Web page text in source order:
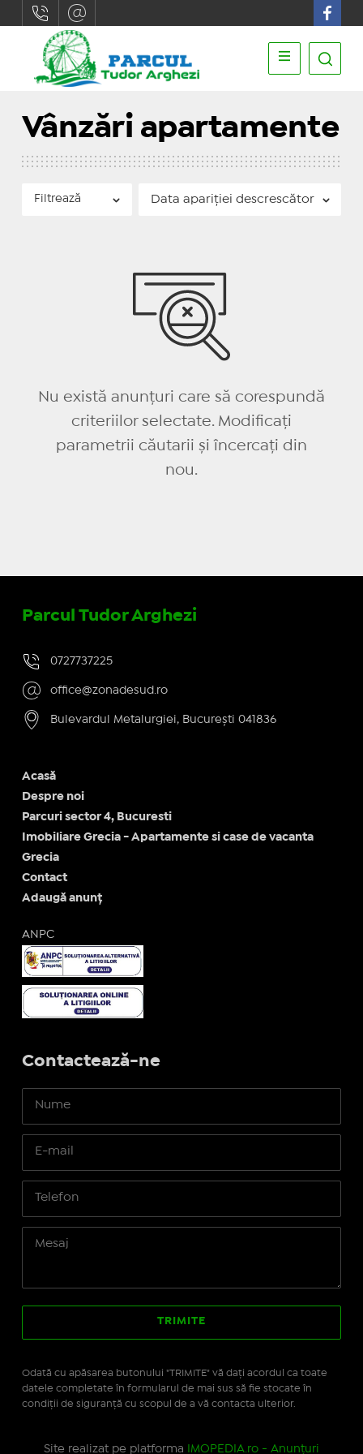
Vânzări apartamente
Filtrează
Nu există anunțuri care să corespundă
criteriilor selectate. Modificați
parametrii căutarii și încercați din
nou.
Parcul Tudor Arghezi
0727737225
office@zonadesud.ro
Bulevardul Metalurgiei, București 041836
Acasă
Despre noi
Parcuri sector 4, Bucuresti
Imobiliare Grecia - Apartamente si case de vacanta
Grecia
Contact
Adaugă anunț
ANPC
Contactează-ne
Odată cu apăsarea butonului "TRIMITE" vă daţi acordul ca toate
datele completate în formularul de mai sus să fie stocate în
condiţii de siguranţă cu scopul de a vă contacta ulterior.
Site realizat pe platforma IMOPEDIA.ro - Anunțuri